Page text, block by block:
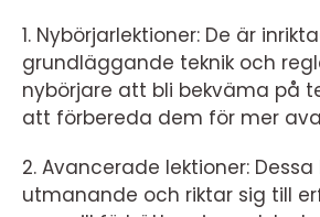
1. Nybörjarlektioner: De är
grundläggande teknik och
nybörjare att bli bekväma på
att förbereda dem för mer
2. Avancerade lektioner:
utmanande och riktar sig till